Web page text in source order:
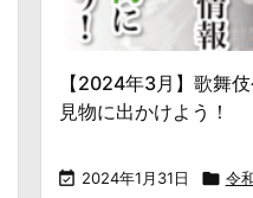
【2024年3月】歌舞
見物に出かけよう！
 2024年1月31日  令